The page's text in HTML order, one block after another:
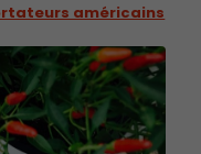
américains